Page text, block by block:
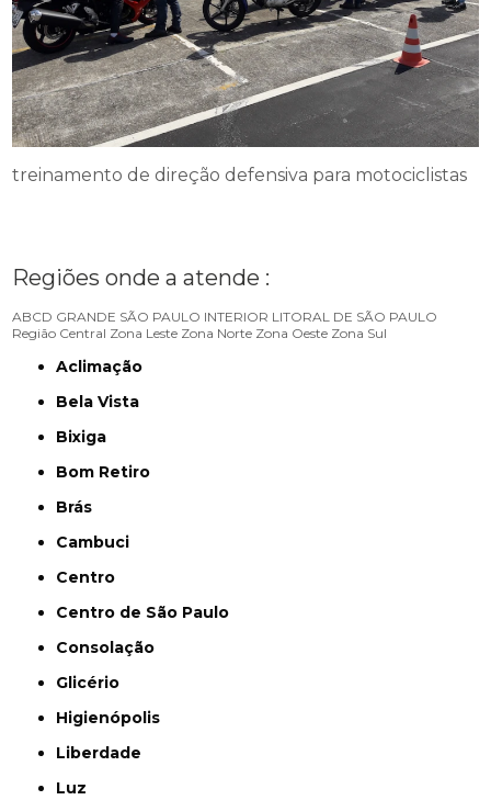
treinamento de direção defensiva para motociclistas
Regiões onde a atende :
ABCD GRANDE SÃO PAULO INTERIOR LITORAL DE SÃO PAULO
Região Central Zona Leste Zona Norte Zona Oeste Zona Sul
Aclimação
Bela Vista
Bixiga
Bom Retiro
Brás
Cambuci
Centro
Centro de São Paulo
Consolação
Glicério
Higienópolis
Liberdade
Luz